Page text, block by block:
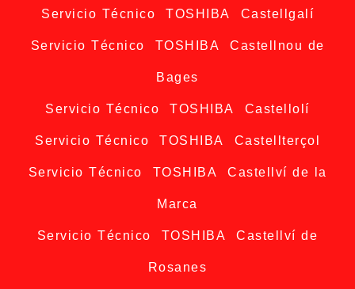
Servicio Técnico TOSHIBA Castellgalí
Servicio Técnico TOSHIBA Castellnou de
Bages
Servicio Técnico TOSHIBA Castellolí
Servicio Técnico TOSHIBA Castellterçol
Servicio Técnico TOSHIBA Castellví de la
Marca
Servicio Técnico TOSHIBA Castellví de
Rosanes